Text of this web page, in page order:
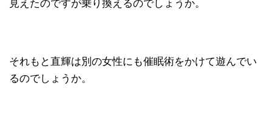
見えたのですが乗り換えるのでしょうか。
それもと直輝は別の女性にも催眠術をかけて遊んでい
るのでしょうか。